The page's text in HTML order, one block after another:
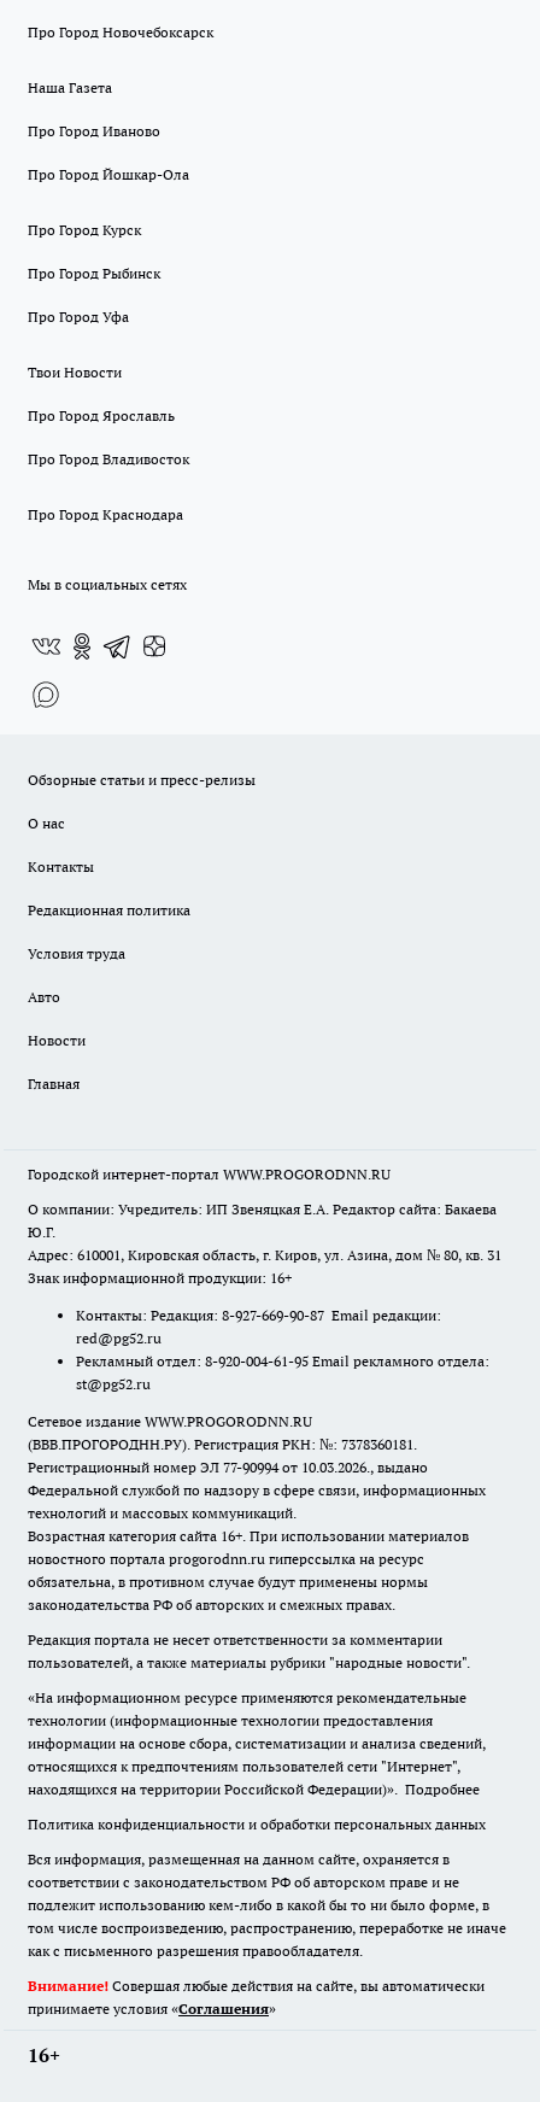
Про Город Новочебоксарск
Наша Газета
Про Город Иваново
Про Город Йошкар-Ола
Про Город Курск
Про Город Рыбинск
Про Город Уфа
Твои Новости
Про Город Ярославль
Про Город Владивосток
Про Город Краснодара
Мы в социальных сетях
Обзорные статьи и пресс-релизы
О нас
Контакты
Редакционная политика
Условия труда
Авто
Новости
Главная
Городской интернет-портал WWW.PROGORODNN.RU
О компании: Учредитель: ИП Звеняцкая Е.А. Редактор сайта: Бакаева
Ю.Г.
Адрес: 610001, Кировская область, г. Киров, ул. Азина, дом № 80, кв. 31
Знак информационной продукции: 16+
Контакты: Редакция: 8-927-669-90-87 Email редакции:
red@pg52.ru
Рекламный отдел: 8-920-004-61-95 Email рекламного отдела:
st@pg52.ru
Сетевое издание WWW.PROGORODNN.RU
(ВВВ.ПРОГОРОДНН.РУ). Регистрация РКН: №: 7378360181.
Регистрационный номер ЭЛ 77-90994 от 10.03.2026., выдано
Федеральной службой по надзору в сфере связи, информационных
технологий и массовых коммуникаций.
Возрастная категория сайта 16+. При использовании материалов
новостного портала progorodnn.ru гиперссылка на ресурс
обязательна, в противном случае будут применены нормы
законодательства РФ об авторских и смежных правах.
Редакция портала не несет ответственности за комментарии
пользователей, а также материалы рубрики "народные новости".
«На информационном ресурсе применяются рекомендательные
технологии (информационные технологии предоставления
информации на основе сбора, систематизации и анализа сведений,
относящихся к предпочтениям пользователей сети "Интернет",
находящихся на территории Российской Федерации)». Подробнее
Политика конфиденциальности и обработки персональных данных
Вся информация, размещенная на данном сайте, охраняется в
соответствии с законодательством РФ об авторском праве и не
подлежит использованию кем-либо в какой бы то ни было форме, в
том числе воспроизведению, распространению, переработке не иначе
как с письменного разрешения правообладателя.
Внимание! Совершая любые действия на сайте, вы автоматически
принимаете условия «Cоглашения»
16+